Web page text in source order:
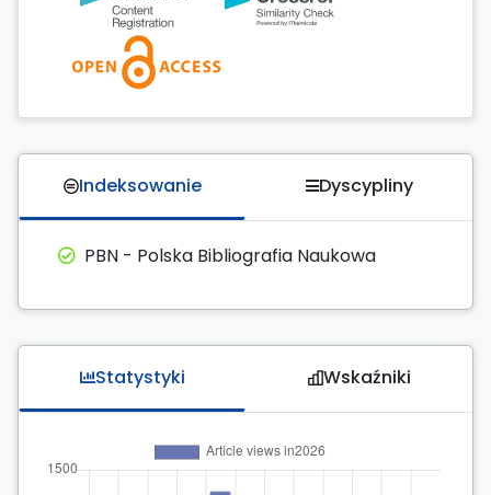
Indeksowanie Dyscypliny
PBN - Polska Bibliografia Naukowa
Statystyki Wskaźniki